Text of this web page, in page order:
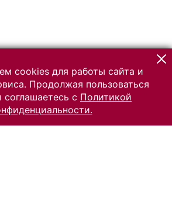
cookies для работы сайта и
Продолжая пользоваться
с Политикой